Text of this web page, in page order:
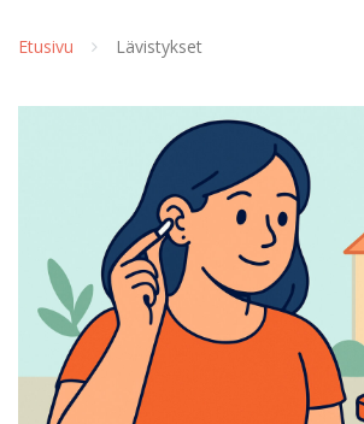
Etusivu Lävistykset